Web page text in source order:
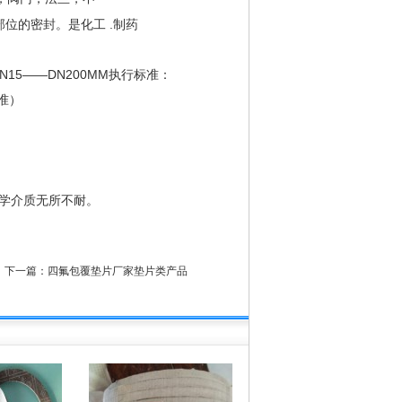
的密封。是化工 .制药
执行标准：
介质无所不耐。
下一篇： 四氟包覆垫片厂家垫片类产品